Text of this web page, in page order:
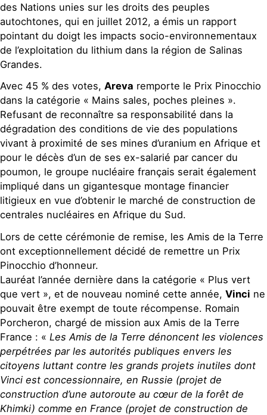
des Nations unies sur les droits des peuples
autochtones, qui en juillet 2012, a émis un rapport
pointant du doigt les impacts socio-environnementaux
de l’exploitation du lithium dans la région de Salinas
Grandes.
Avec 45 % des votes, Areva remporte le Prix Pinocchio
dans la catégorie « Mains sales, poches pleines ».
Refusant de reconnaître sa responsabilité dans la
dégradation des conditions de vie des populations
vivant à proximité de ses mines d’uranium en Afrique et
pour le décès d’un de ses ex-salarié par cancer du
poumon, le groupe nucléaire français serait également
impliqué dans un gigantesque montage financier
litigieux en vue d’obtenir le marché de construction de
centrales nucléaires en Afrique du Sud.
Lors de cette cérémonie de remise, les Amis de la Terre
ont exceptionnellement décidé de remettre un Prix
Pinocchio d’honneur.
Lauréat l’année dernière dans la catégorie « Plus vert
que vert », et de nouveau nominé cette année, Vinci ne
pouvait être exempt de toute récompense. Romain
Porcheron, chargé de mission aux Amis de la Terre
France : « Les Amis de la Terre dénoncent les violences
perpétrées par les autorités publiques envers les
citoyens luttant contre les grands projets inutiles dont
Vinci est concessionnaire, en Russie (projet de
construction d’une autoroute au cœur de la forêt de
Khimki) comme en France (projet de construction de